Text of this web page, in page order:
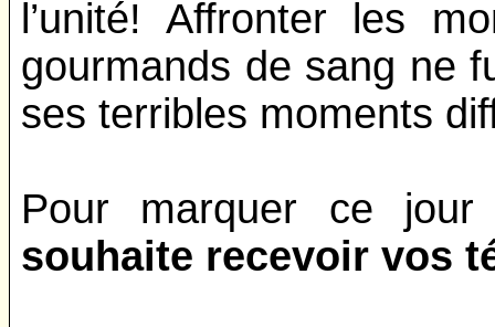
l’unité! Affronter les
gourmands de sang ne
ses terribles moments
Pour marquer ce jour
souhaite recevoir vos